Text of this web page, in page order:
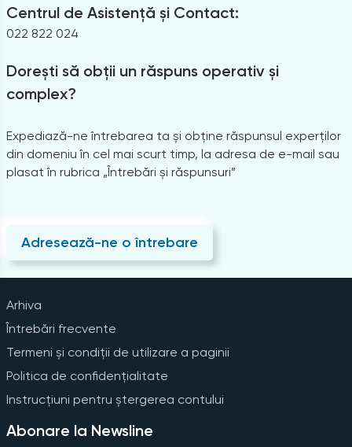
Centrul de Asistență și Contact:
022 822 024
Dorești să obții un răspuns operativ și
complex?
Expediază-ne întrebarea ta și obține răspunsul experților
din domeniu în cel mai scurt timp, la adresa de e-mail sau
plasat în rubrica „Întrebări și răspunsuri”
Adresează-ne o întrebare
Arhiva
Întrebări frecvente
Termeni și condiții de utilizare a paginii
Politica de confidențialitate
Instrucțiuni pentru ștergerea contului
Abonare la Newsline